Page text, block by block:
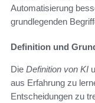
Automatisierung
grundlegenden
Definition und
Die Definition von KI
aus Erfahrung zu
Entscheidungen zu